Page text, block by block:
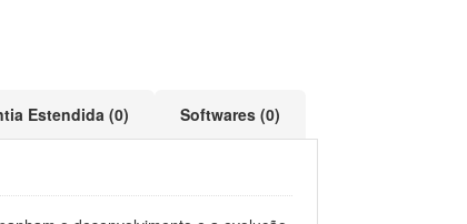
Estendida (0) Softwares (0)